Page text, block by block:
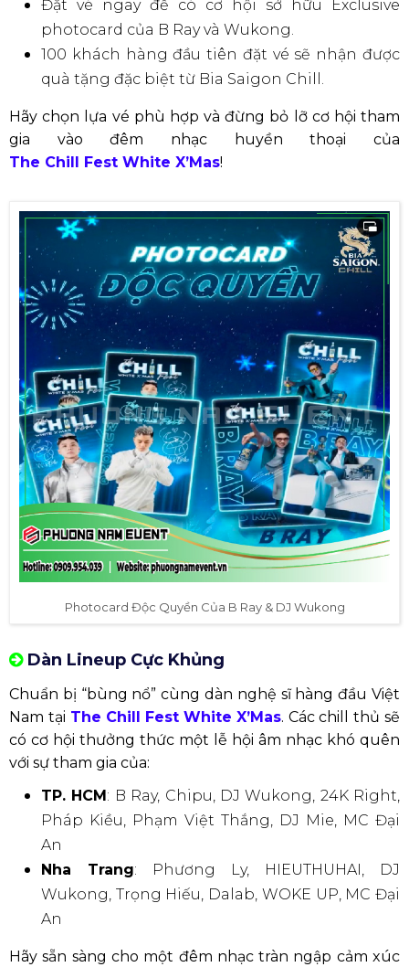
Đặt vé ngay để có cơ hội sở hữu Exclusive
photocard của B Ray và Wukong.
100 khách hàng đầu tiên đặt vé sẽ nhận được
quà tặng đặc biệt từ Bia Saigon Chill.
Hãy chọn lựa vé phù hợp và đừng bỏ lỡ cơ hội tham
gia vào đêm nhạc huyền thoại của
The Chill Fest White X’Mas!
Photocard Độc Quyền Của B Ray & DJ Wukong
Dàn Lineup Cực Khủng
Chuẩn bị “bùng nổ” cùng dàn nghệ sĩ hàng đầu Việt
Nam tại The Chill Fest White X’Mas. Các chill thủ sẽ
có cơ hội thưởng thức một lễ hội âm nhạc khó quên
với sự tham gia của:
TP. HCM : B Ray, Chipu, DJ Wukong, 24K Right,
Pháp Kiều, Phạm Việt Thắng, DJ Mie, MC Đại
An
Nha Trang: Phương Ly, HIEUTHUHAI, DJ
Wukong, Trọng Hiếu, Dalab, WOKE UP, MC Đại
An
Hãy sẵn sàng cho một đêm nhạc tràn ngập cảm xúc